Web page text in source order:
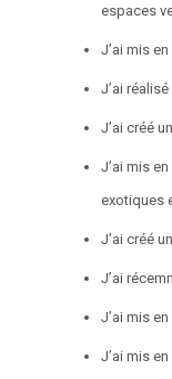
espaces
J’ai mis
J’ai
J’ai créé
J’ai mis
exotiques
J’ai créé
J’ai
J’ai mis
J’ai mis